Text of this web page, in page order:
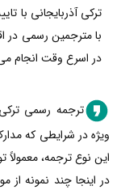
ترکی آذربایجانی با
با مترجمین رسمی در
در اسرع وقت انجام
ترجمه رسمی
ویژه در شرایطی که
این نوع ترجمه،
در اینجا چند نمونه از